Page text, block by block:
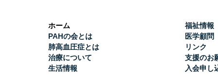
ホーム
PAHの会とは
肺高血圧症とは
治療について
生活情報
福祉情報
医学顧問
リンク
支援のお
入会申し